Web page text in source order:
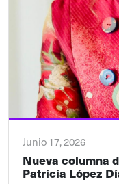
Junio 17, 2026
Nueva columna
Patricia López